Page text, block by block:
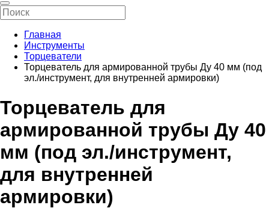
Главная
Инструменты
Торцеватели
Торцеватель для армированной трубы Ду 40 мм (под
эл./инструмент, для внутренней армировки)
Торцеватель для
армированной трубы Ду 40
мм (под эл./инструмент,
для внутренней
армировки)